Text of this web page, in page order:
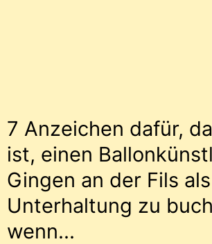
7 Anzeichen dafür,
ist, einen
Gingen an der Fils als
Unterhaltung zu
wenn...